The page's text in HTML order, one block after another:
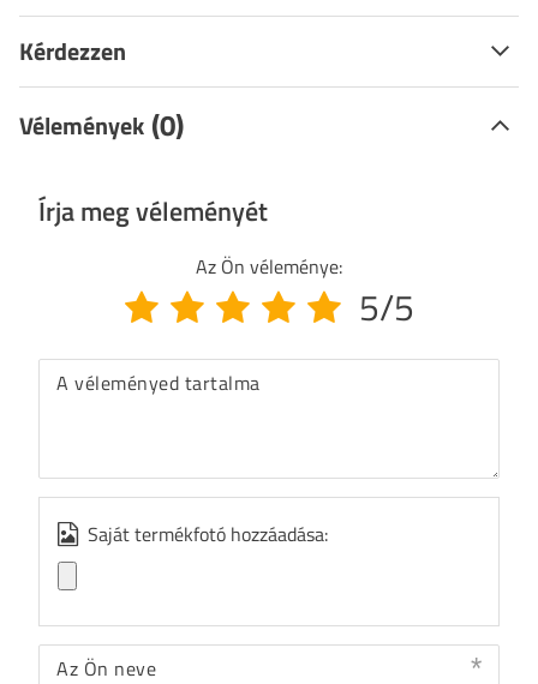
Kérdezzen
Vélemények (0)
Írja meg véleményét
Az Ön véleménye:
5/5
A véleményed tartalma
Saját termékfotó hozzáadása:
Az Ön neve